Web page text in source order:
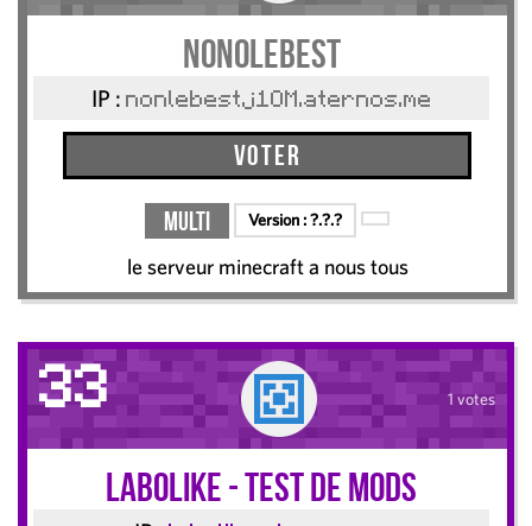
nonolebest
IP : nonlebestj1OM.aternos.me
Voter
Multi Version :?.?.?
le serveur minecraft a nous tous
33 1 votes
LaboLIKE - Test de Mods